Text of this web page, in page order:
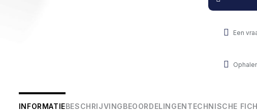
Een
INFORMATIEBESCHRIJVINGBEOORDELINGENTECHNISCHE